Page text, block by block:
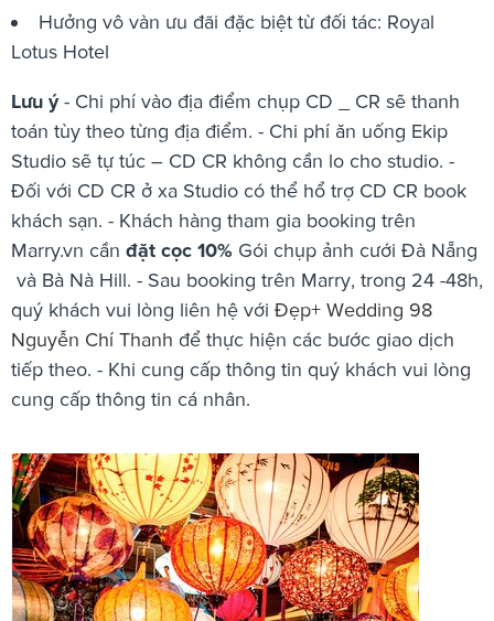
Hưởng vô vàn ưu đãi đặc biệt từ đối tác: Royal
Lotus Hotel
Lưu ý- Chi phí vào địa điểm chụp CD _ CR sẽ thanh
toán tùy theo từng địa điểm. - Chi phí ăn uống Ekip
Studio sẽ tự túc – CD CR không cần lo cho studio. -
Đối với CD CR ở xa Studio có thể hổ trợ CD CR book
khách sạn. - Khách hàng tham gia booking trên
Marry.vn cần đặt cọc 10% Gói chụp ảnh cưới Đà Nẵng
và Bà Nà Hill. - Sau booking trên Marry, trong 24 -48h,
quý khách vui lòng liên hệ với Đẹp+ Wedding 98
Nguyễn Chí Thanh để thực hiện các bước giao dịch
tiếp theo. - Khi cung cấp thông tin quý khách vui lòng
cung cấp thông tin cá nhân.